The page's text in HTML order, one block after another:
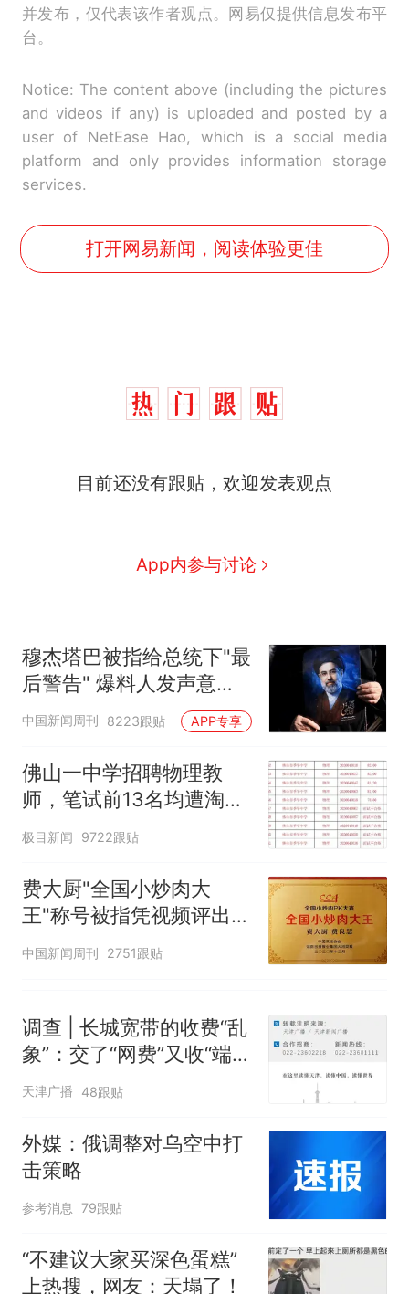
并发布，仅代表该作者观点。网易仅提供信息发布平
台。
Notice: The content above (including the pictures
and videos if any) is uploaded and posted by a
user of NetEase Hao, which is a social media
platform and only provides information storage
services.
打开网易新闻，阅读体验更佳
目前还没有跟贴，欢迎发表观点
App内参与讨论
穆杰塔巴被指给总统下"最
后警告" 爆料人发声意味
深长
中国新闻周刊 8223跟贴 APP专享
佛山一中学招聘物理教
师，笔试前13名均遭淘
汰？教育局：已叫停招
极目新闻 9722跟贴
费大厨"全国小炒肉大
王"称号被指凭视频评出
官方回应
中国新闻周刊 2751跟贴
调查 | 长城宽带的收费“乱
象”：交了“网费”又收“端口
费”，退费没着落，使用期
可延长到2037年
天津广播 48跟贴
外媒：俄调整对乌空中打
击策略
参考消息 79跟贴
“不建议大家买深色蛋糕”
上热搜，网友：天塌了！